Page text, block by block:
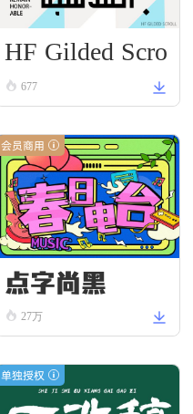
HF Gilded Scro
ll 677
会员商用
点字尚黑
27万
单独授权